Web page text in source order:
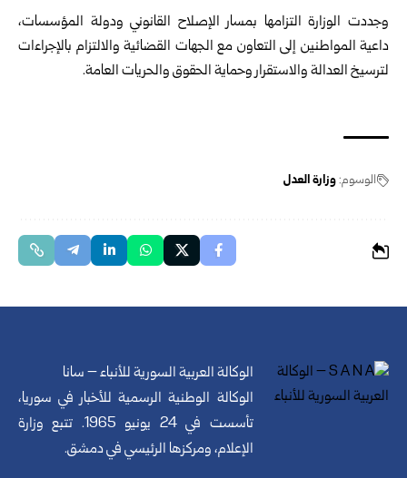
وجددت الوزارة التزامها بمسار الإصلاح القانوني ودولة المؤسسات،
داعية المواطنين إلى التعاون مع الجهات القضائية والالتزام بالإجراءات
لترسيخ العدالة والاستقرار وحماية الحقوق والحريات العامة.
الوسوم:وزارة العدل
الوكالة العربية السورية للأنباء – سانا
الوكالة الوطنية الرسمية للأخبار في سوريا،
تأسست في 24 يونيو 1965. تتبع وزارة
الإعلام، ومركزها الرئيسي في دمشق.